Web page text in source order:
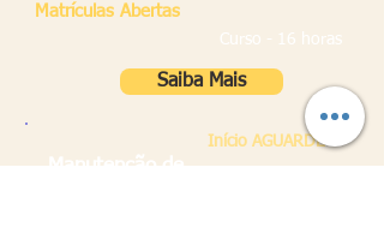
Matrículas Abertas
Curso - 16 horas
Saiba Mais
Início AGUARDE
Manutenção de